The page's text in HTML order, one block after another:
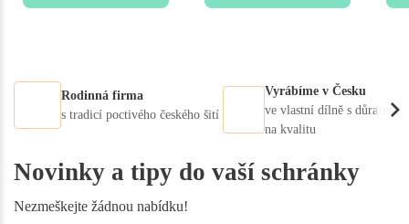
Rodinná firma
s tradicí poctivého českého šití
Vyrábíme v Česku
ve vlastní dílně s důrazem
na kvalitu
Novinky a tipy do vaší schránky
Nezmeškejte žádnou nabídku!